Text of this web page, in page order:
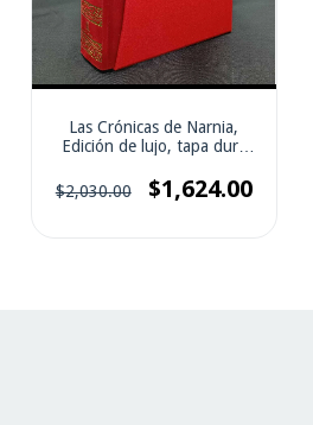
Las Crónicas de Narnia,
Edición de lujo, tapa dura
$2,030.00
$1,624.00